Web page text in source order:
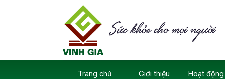
Trang chủ Giới thiệu Hoạt